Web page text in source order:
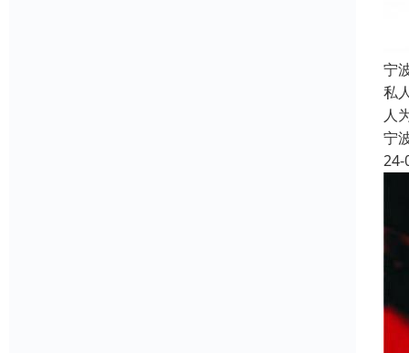
宁
私
人
宁
24-